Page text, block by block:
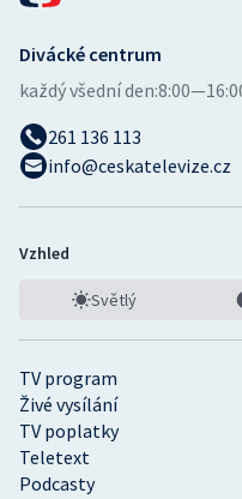
TV program
Živé vysílání
TV poplatky
Teletext
Podcasty
Divácké centrum
každý všední den:
261 136 113
info@ceskatelevize.cz
Vzhled
Světlý